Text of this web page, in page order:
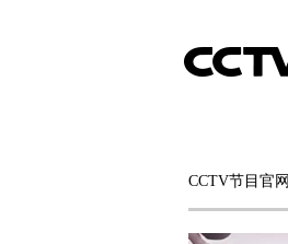
综合 新闻
CCTV节目官网